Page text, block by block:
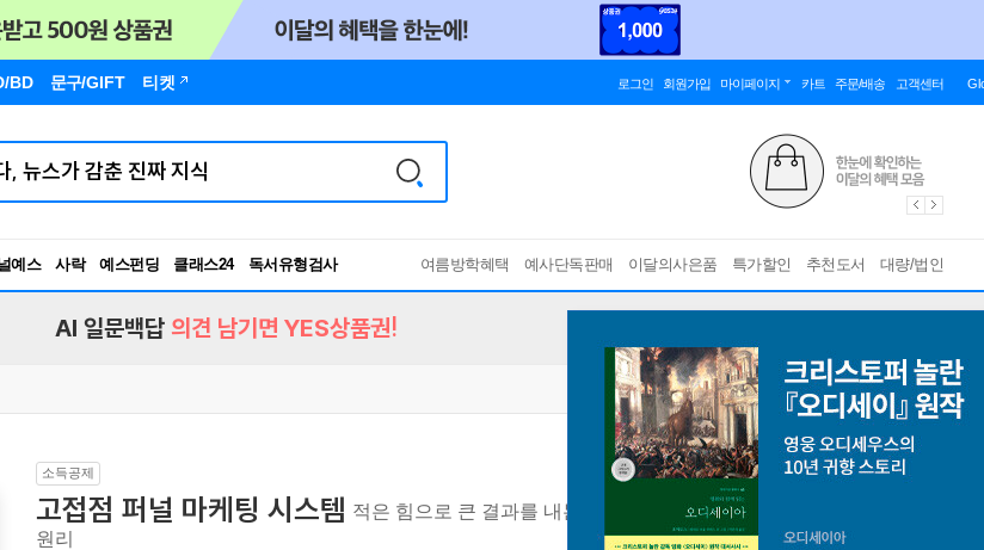
BD 문구/GIFT 티켓 로그인 회원가입 마이페이지 카트 주문/배송 고객센터
예스 사락 예스펀딩 클래스24
독서유형검사
RBTI Lab
여름방학혜택 예사단독판매 이달의사은품 특가할인 추천도서 대량/법인
AI 일문백답 의견 남기면 YES상품권!
소득공제
고접점 퍼널 마케팅 시스템 적은 힘으로 큰 결과를 내는 법 - 1년 만에 10년 치 성장을 만드는 핵심
원리